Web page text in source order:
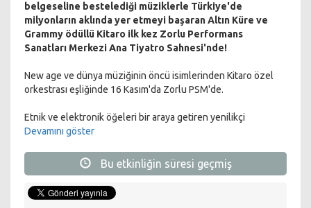
belgeseline bestelediği müziklerle Türkiye'de
milyonların aklında yer etmeyi başaran Altın Küre ve
Grammy ödüllü Kitaro ilk kez Zorlu Performans
Sanatları Merkezi Ana Tiyatro Sahnesi'nde!
New age ve dünya müziğinin öncü isimlerinden Kitaro özel
orkestrası eşliğinde 16 Kasım'da Zorlu PSM'de.
Etnik ve elektronik öğeleri bir araya getiren yenilikçi
müziğiyle dünyanın dört bir yanında dinleyenleri derin ve
süre akıllardan çıkmayacak bir konser için bu özel akşamda
Zorlu PSM sahnesine konuk olacak.
Piu Entertainment tarafından organize edilen bu özel
Devamını göster
Bu etkinliğin süresi geçmiş